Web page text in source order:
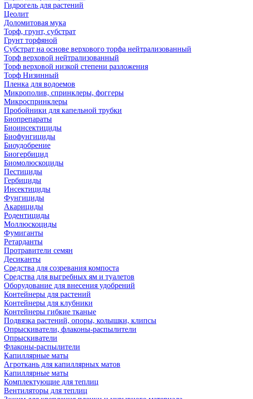
Гидрогель для растений
Цеолит
Доломитовая мука
Торф, грунт, субстрат
Грунт торфяной
Субстрат на основе верхового торфа нейтрализованный
Торф верховой нейтрализованный
Торф верховой низкой степени разложения
Торф Низинный
Пленка для водоемов
Микрополив, спринклеры, фоггеры
Микроспринклеры
Пробойники для капельной трубки
Биопрепараты
Биоинсектициды
Биофунгициды
Биоудобрение
Биогербицид
Биомолюскоциды
Пестициды
Гербициды
Инсектициды
Фунгициды
Акарициды
Родентициды
Моллюскоциды
Фумиганты
Ретарданты
Протравители семян
Десиканты
Средства для созревания компоста
Средства для выгребных ям и туалетов
Оборудование для внесения удобрений
Контейнеры для растений
Контейнеры для клубники
Контейнеры гибкие тканые
Подвязка растений, опоры, колышки, клипсы
Опрыскиватели, флаконы-распылители
Опрыскиватели
Флаконы-распылители
Капиллярные маты
Агроткань для капиллярных матов
Капиллярные маты
Комплектующие для теплиц
Вентиляторы для теплиц